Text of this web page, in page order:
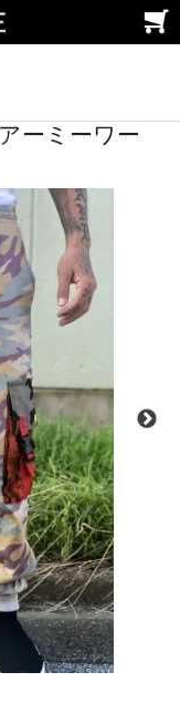
ーミーワー